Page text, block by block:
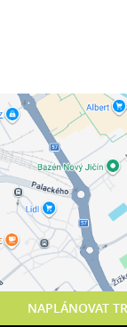
NAPLÁNOVAT